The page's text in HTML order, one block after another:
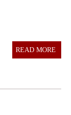
READ MORE